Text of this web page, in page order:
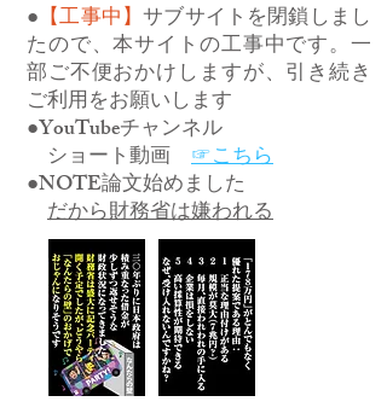
● 【工事中】サブサイトを閉鎖しまし
たので、本サイトの工事中です。一
部ご不便おかけしますが、引き続き
ご利用をお願いします
●YouTubeチャンネル
ショート動画 ☞こちら
●NOTE論文始めました
だから財務省は嫌われる